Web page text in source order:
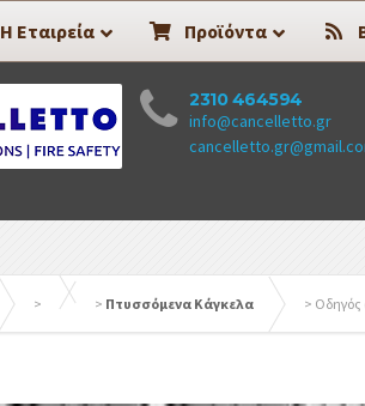
2310 464594
info@cancelletto.gr
> > Πτυσσόμενα Κάγκελα > Οδηγός
Η Εταιρεία Προϊόντα